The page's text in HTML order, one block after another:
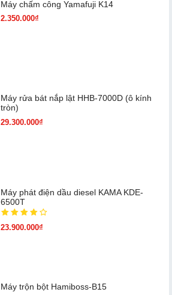
Máy chấm cô​ng Yamafuji K14
2.350.000₫
Máy rửa bát nắp lật HHB-7000D (ô kính
tròn)
29.300.000₫
Máy phát điện dầu diesel KAMA KDE-
6500T
23.900.000₫
Máy trộn bột Hamiboss-B15